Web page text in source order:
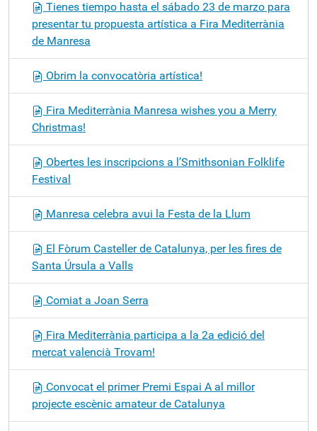
Tienes tiempo hasta el sábado 23 de marzo para
presentar tu propuesta artística a Fira Mediterrània
de Manresa
Obrim la convocatòria artística!
Fira Mediterrània Manresa wishes you a Merry
Christmas!
Obertes les inscripcions a l’Smithsonian Folklife
Festival
Manresa celebra avui la Festa de la Llum
El Fòrum Casteller de Catalunya, per les fires de
Santa Úrsula a Valls
Comiat a Joan Serra
Fira Mediterrània participa a la 2a edició del
mercat valencià Trovam!
Convocat el primer Premi Espai A al millor
projecte escènic amateur de Catalunya